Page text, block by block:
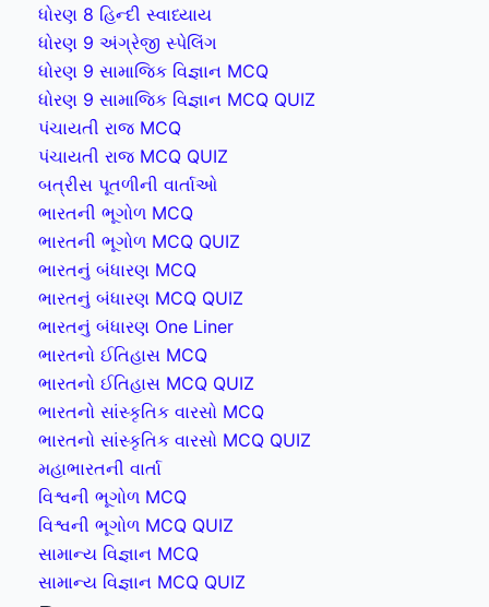
ધોરણ 8 હિન્દી સ્વાધ્યાય
ધોરણ 9 અંગ્રેજી સ્પેલિંગ
ધોરણ 9 સામાજિક વિજ્ઞાન MCQ
ધોરણ 9 સામાજિક વિજ્ઞાન MCQ QUIZ
પંચાયતી રાજ MCQ
પંચાયતી રાજ MCQ QUIZ
બત્રીસ પૂતળીની વાર્તાઓ
ભારતની ભૂગોળ MCQ
ભારતની ભૂગોળ MCQ QUIZ
ભારતનું બંધારણ MCQ
ભારતનું બંધારણ MCQ QUIZ
ભારતનું બંધારણ One Liner
ભારતનો ઈતિહાસ MCQ
ભારતનો ઈતિહાસ MCQ QUIZ
ભારતનો સાંસ્કૃતિક વારસો MCQ
ભારતનો સાંસ્કૃતિક વારસો MCQ QUIZ
મહાભારતની વાર્તા
વિશ્વની ભૂગોળ MCQ
વિશ્વની ભૂગોળ MCQ QUIZ
સામાન્ય વિજ્ઞાન MCQ
સામાન્ય વિજ્ઞાન MCQ QUIZ